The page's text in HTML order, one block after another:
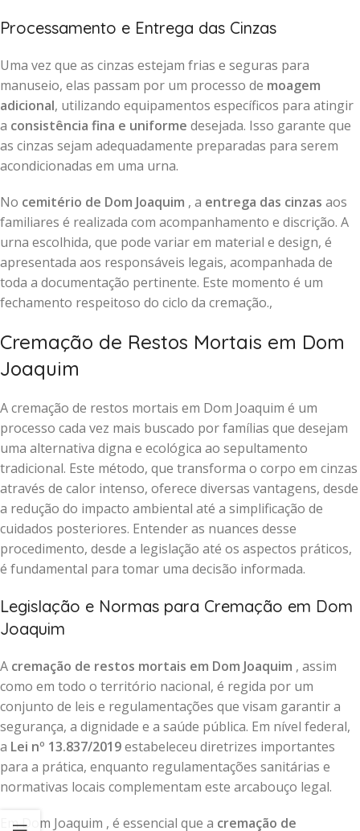
Processamento e Entrega das Cinzas
Uma vez que as cinzas estejam frias e seguras para
manuseio, elas passam por um processo de moagem
adicional, utilizando equipamentos específicos para atingir
a consistência fina e uniforme desejada. Isso garante que
as cinzas sejam adequadamente preparadas para serem
acondicionadas em uma urna.
No cemitério de Dom Joaquim , a entrega das cinzas aos
familiares é realizada com acompanhamento e discrição. A
urna escolhida, que pode variar em material e design, é
apresentada aos responsáveis legais, acompanhada de
toda a documentação pertinente. Este momento é um
fechamento respeitoso do ciclo da cremação.,
Cremação de Restos Mortais em Dom
Joaquim
A cremação de restos mortais em Dom Joaquim é um
processo cada vez mais buscado por famílias que desejam
uma alternativa digna e ecológica ao sepultamento
tradicional. Este método, que transforma o corpo em cinzas
através de calor intenso, oferece diversas vantagens, desde
a redução do impacto ambiental até a simplificação de
cuidados posteriores. Entender as nuances desse
procedimento, desde a legislação até os aspectos práticos,
é fundamental para tomar uma decisão informada.
Legislação e Normas para Cremação em Dom
Joaquim
A cremação de restos mortais em Dom Joaquim , assim
como em todo o território nacional, é regida por um
conjunto de leis e regulamentações que visam garantir a
segurança, a dignidade e a saúde pública. Em nível federal,
a Lei nº 13.837/2019estabeleceu diretrizes importantes
para a prática, enquanto regulamentações sanitárias e
normativas locais complementam este arcabouço legal.
Em Dom Joaquim , é essencial que a cremação de